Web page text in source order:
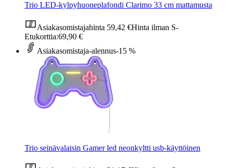
Trio LED-kylpyhuoneplafondi Clarimo 33 cm mattamusta
Asiakasomistajahinta 59,42 €Hinta ilman S-
Etukorttia:69,90 €
Asiakasomistaja-alennus-15 %
Trio seinävalaisin Gamer led neonkyltti usb-käyttöinen